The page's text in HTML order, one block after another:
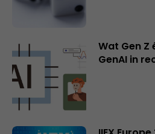
Wat Gen
GenAI in